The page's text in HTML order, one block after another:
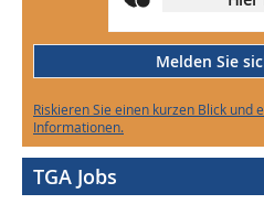
Melden Sie
Riskieren Sie einen kurzen Blick und
Informationen.
TGA Jobs